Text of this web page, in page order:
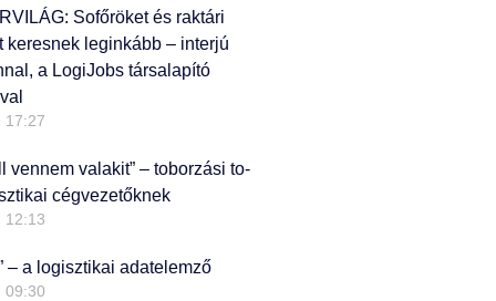
Sofőröket és raktári
keresnek leginkább – interjú
a LogiJobs társalapító
17:27
vennem valakit” – toborzási to-
cégvezetőknek
12:13
– a logisztikai adatelemző
09:30